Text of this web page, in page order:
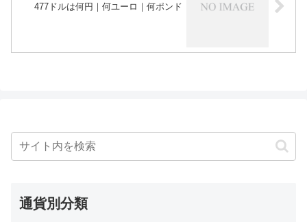
477ドルは何円｜何ユーロ｜何ポンド
通貨別分類